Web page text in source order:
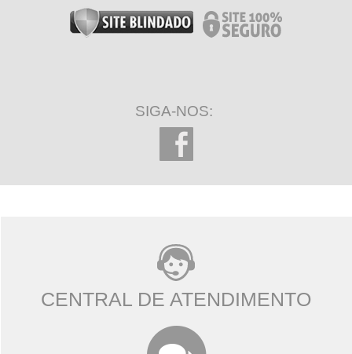
SIGA-NOS:
CENTRAL DE ATENDIMENTO